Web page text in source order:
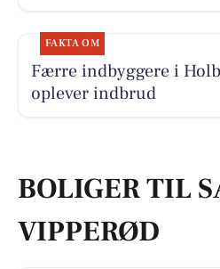
FAKTA OM
Færre indbyggere i
oplever indbrud
BOLIGER TIL
VIPPERØD